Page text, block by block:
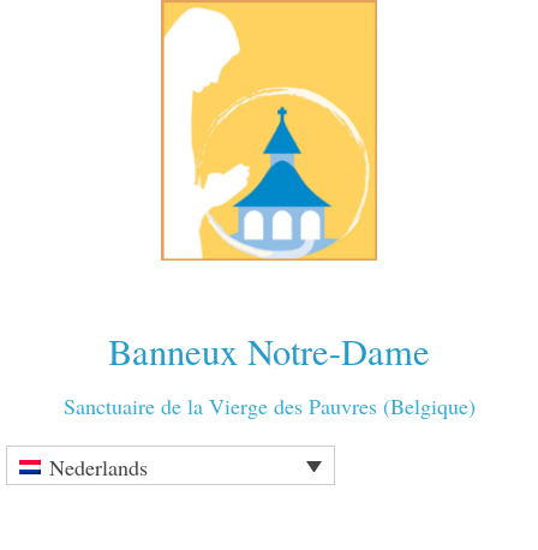
Banneux Notre-Dame
Sanctuaire de la Vierge des Pauvres (Belgique)
Nederlands